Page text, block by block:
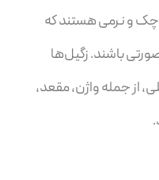
و نرمی هستند که
باشند. زگیل‌ها
از جمله واژن، مقعد،